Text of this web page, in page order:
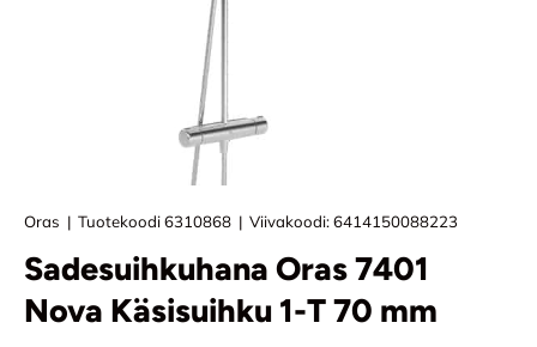
Oras | Tuotekoodi6310868 | Viivakoodi:6414150088223
Sadesuihkuhana Oras 7401
Nova Käsisuihku 1-T 70 mm